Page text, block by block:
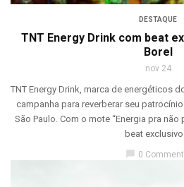
DESTAQUE
TNT Energy Drink com beat
Borel
nov 24
TNT Energy Drink, marca de energéticos
campanha para reverberar seu
São Paulo. Com o mote “Energia pra
beat exclusivo
chat_bubble 0 Comment